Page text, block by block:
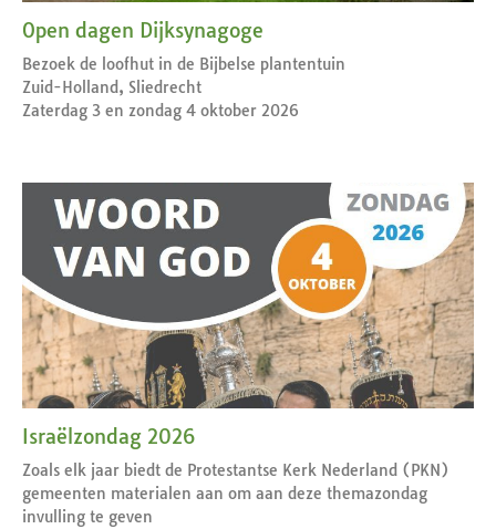
Open dagen Dijksynagoge
Bezoek de loofhut in de Bijbelse plantentuin
Zuid-Holland, Sliedrecht
Zaterdag 3 en zondag 4 oktober 2026
Israëlzondag 2026
Zoals elk jaar biedt de Protestantse Kerk Nederland (PKN)
gemeenten materialen aan om aan deze themazondag
invulling te geven